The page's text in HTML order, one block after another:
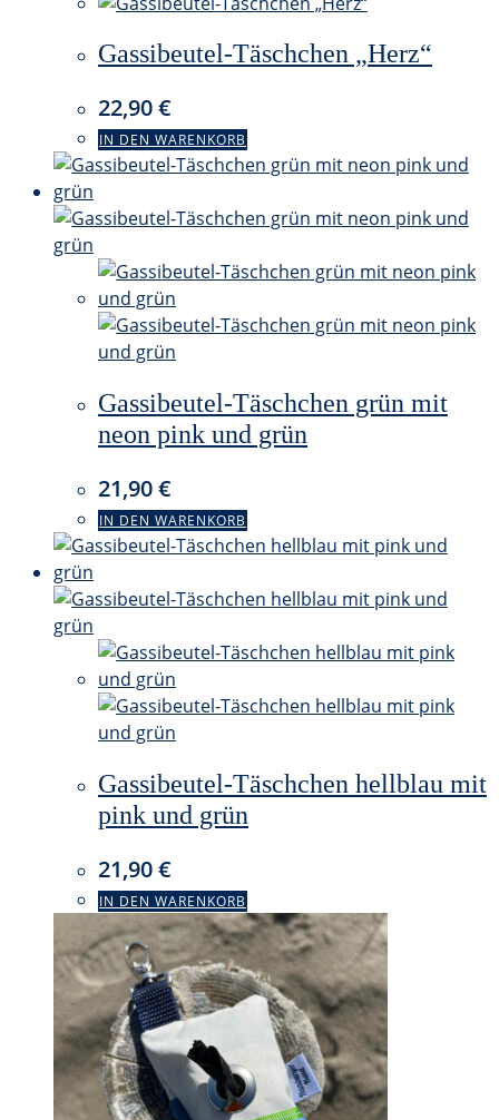
Gassibeutel-Täschchen „Herz“
22,90€
IN DEN WARENKORB
Gassibeutel-Täschchen grün mit
neon pink und grün
21,90€
IN DEN WARENKORB
Gassibeutel-Täschchen hellblau mit
pink und grün
21,90€
IN DEN WARENKORB